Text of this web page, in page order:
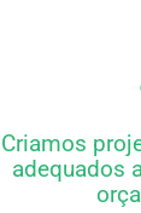
Criamos
adequados